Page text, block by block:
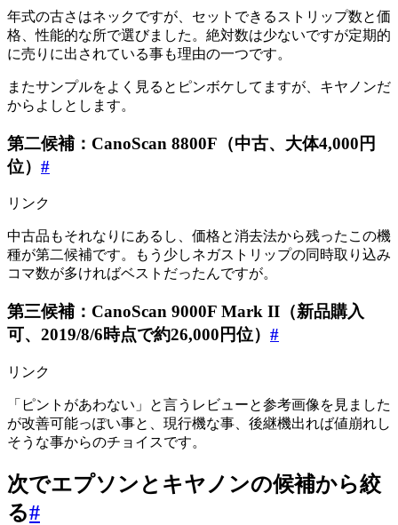
年式の古さはネックですが、セットできるストリップ数と価
格、性能的な所で選びました。絶対数は少ないですが定期的
に売りに出されている事も理由の一つです。
またサンプルをよく見るとピンボケしてますが、キヤノンだ
からよしとします。
第二候補：CanoScan 8800F（中古、大体4,000円
位） #
リンク
中古品もそれなりにあるし、価格と消去法から残ったこの機
種が第二候補です。もう少しネガストリップの同時取り込み
コマ数が多ければベストだったんですが。
第三候補：CanoScan 9000F Mark II（新品購入
可、2019/8/6時点で約26,000円位） #
リンク
「ピントがあわない」と言うレビューと参考画像を見ました
が改善可能っぽい事と、現行機な事、後継機出れば値崩れし
そうな事からのチョイスです。
次でエプソンとキヤノンの候補から絞
る#